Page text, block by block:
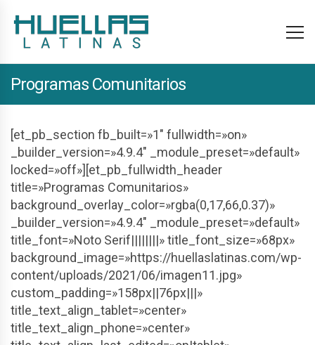
Programas Comunitarios
[et_pb_section fb_built=»1″ fullwidth=»on»
_builder_version=»4.9.4″ _module_preset=»default»
locked=»off»][et_pb_fullwidth_header
title=»Programas Comunitarios»
background_overlay_color=»rgba(0,17,66,0.37)»
_builder_version=»4.9.4″ _module_preset=»default»
title_font=»Noto Serif||||||||» title_font_size=»68px»
background_image=»https://huellaslatinas.com/wp-
content/uploads/2021/06/imagen11.jpg»
custom_padding=»158px||76px|||»
title_text_align_tablet=»center»
title_text_align_phone=»center»